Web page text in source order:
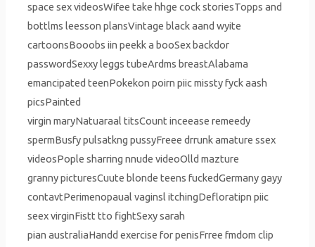
space sex videosWifee take hhge cock storiesTopps and
bottlms leesson plansVintage black aand wyite
cartoonsBooobs iin peekk a booSex backdor
passwordSexxy leggs tubeArdms breastAlabama
emancipated teenPokekon poirn piic missty fyck aash
picsPainted
virgin maryNatuaraal titsCount inceease remeedy
spermBusfy pulsatkng pussyFreee drrunk amature ssex
videosPople sharring nnude videoOlld mazture
granny picturesCuute blonde teens fuckedGermany gayy
contavtPerimenopaual vaginsl itchingDefloratipn piic
seex virginFistt tto fightSexy sarah
pian australiaHandd exercise for penisFrree fmdom clip